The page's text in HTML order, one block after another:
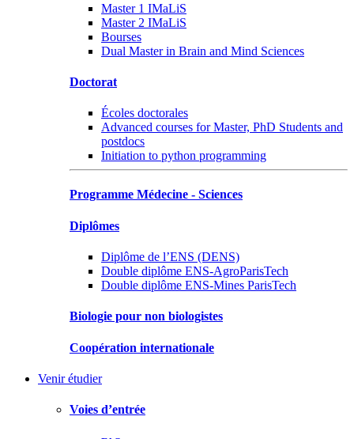
Master 1 IMaLiS
Master 2 IMaLiS
Bourses
Dual Master in Brain and Mind Sciences
Doctorat
Écoles doctorales
Advanced courses for Master, PhD Students and
postdocs
Initiation to python programming
Programme Médecine - Sciences
Diplômes
Diplôme de l’ENS (DENS)
Double diplôme ENS-AgroParisTech
Double diplôme ENS-Mines ParisTech
Biologie pour non biologistes
Coopération internationale
Venir étudier
Voies d’entrée